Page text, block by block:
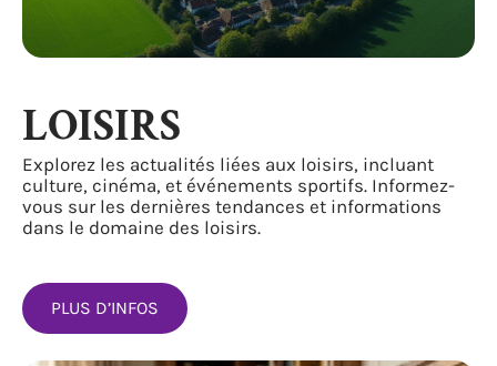
LOISIRS
Explorez les actualités liées aux loisirs, incluant
culture, cinéma, et événements sportifs. Informez-
vous sur les dernières tendances et informations
dans le domaine des loisirs.
PLUS D’INFOS